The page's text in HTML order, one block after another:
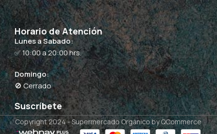
Horario de Atención
Lunes a Sabado:
✅ 10:00 a 20:00 hrs.
Domingo:
🚫 Cerrado
Suscríbete
Copyright 2024 -Supermercado Orgánico by QCommerce